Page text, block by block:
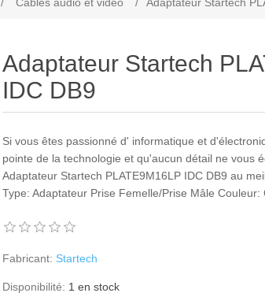
Adaptateur Startech
IDC DB9
Si vous êtes passionné d' informatique et
pointe de la technologie et qu'aucun détail ne vous
Adaptateur Startech PLATE9M16LP IDC DB9 au
Type: Adaptateur Prise Femelle/Prise Mâle Couleur:
Fabricant: Startech
Disponibilité: 1 en stock